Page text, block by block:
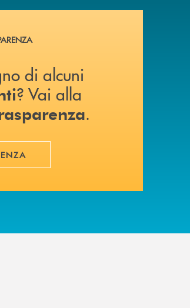
alcuni documenti ? Vai alla pagina
di alcuni
? Vai alla
.